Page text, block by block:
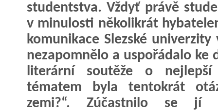
studentstva. Vždyť právě
v minulosti několikrát
komunikace Slezské
nezapomnělo a uspořádalo
literární soutěže o
tématem byla tentokrát
zemi?“. Zúčastnilo se jí